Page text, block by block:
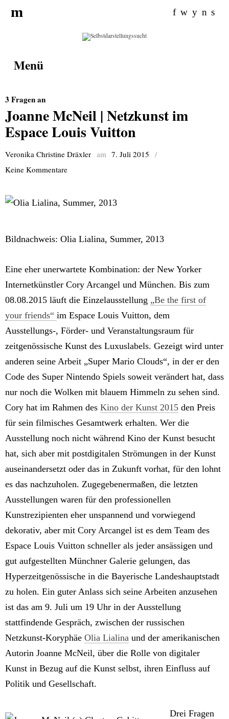
f w y n s
m
Menü
3 Fragen an
Joanne McNeil | Netzkunst im
Espace Louis Vuitton
Veronika Christine Dräxler am 7. Juli 2015 /
Keine Kommentare
Bildnachweis: Olia Lialina, Summer, 2013
Eine eher unerwartete Kombination: der New Yorker
Internetkünstler Cory Arcangel und München. Bis zum
08.08.2015 läuft die Einzelausstellung „Be the first of
your friends“ im Espace Louis Vuitton, dem
Ausstellungs-, Förder- und Veranstaltungsraum für
zeitgenössische Kunst des Luxuslabels. Gezeigt wird unter
anderen seine Arbeit „Super Mario Clouds“, in der er den
Code des Super Nintendo Spiels soweit verändert hat, dass
nur noch die Wolken mit blauem Himmeln zu sehen sind.
Cory hat im Rahmen des Kino der Kunst 2015 den Preis
für sein filmisches Gesamtwerk erhalten. Wer die
Ausstellung noch nicht während Kino der Kunst besucht
hat, sich aber mit postdigitalen Strömungen in der Kunst
auseinandersetzt oder das in Zukunft vorhat, für den lohnt
es das nachzuholen. Zugegebenermaßen, die letzten
Ausstellungen waren für den professionellen
Kunstrezipienten eher unspannend und vorwiegend
dekorativ, aber mit Cory Arcangel ist es dem Team des
Espace Louis Vuitton schneller als jeder ansässigen und
gut aufgestellten Münchner Galerie gelungen, das
Hyperzeitgenössische in die Bayerische Landeshauptstadt
zu holen. Ein guter Anlass sich seine Arbeiten anzusehen
ist das am 9. Juli um 19 Uhr in der Ausstellung
stattfindende Gespräch, zwischen der russischen
Netzkunst-Koryphäe Olia Lialina und der amerikanischen
Autorin Joanne McNeil, über die Rolle von digitaler
Kunst in Bezug auf die Kunst selbst, ihren Einfluss auf
Politik und Gesellschaft.
Drei Fragen